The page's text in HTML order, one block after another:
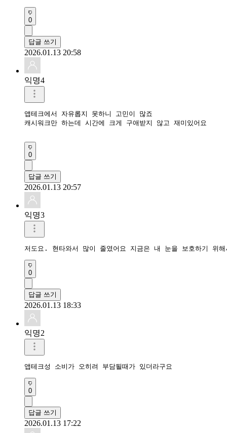
0
답글 쓰기
2026.01.13 20:58
익명4
앱테크에서 자유롭지 못하니 고민이 많죠
캐시워크만 하는데 시간에 크게 구애받지 않고 재미있어요
0
답글 쓰기
2026.01.13 20:57
익명3
저도요. 현타와서 많이 줄였어요 지금은 내 눈을 보호하기 위
0
답글 쓰기
2026.01.13 18:33
익명2
앱테크성 소비가 오히려 부담될때가 있더라구요
0
답글 쓰기
2026.01.13 17:22